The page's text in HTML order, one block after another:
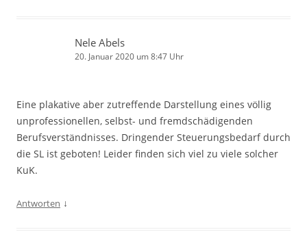
Nele Abels
20. Januar 2020 um 8:47 Uhr
Eine plakative aber zutreffende Darstellung eines völlig
unprofessionellen, selbst- und fremdschädigenden
Berufsverständnisses. Dringender Steuerungsbedarf durch
die SL ist geboten! Leider finden sich viel zu viele solcher
KuK.
Antworten ↓